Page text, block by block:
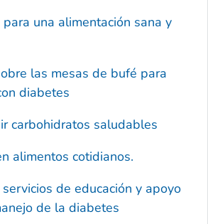
para una alimentación sana y
las mesas de bufé para
diabetes
carbohidratos saludables
alimentos cotidianos.
de educación y apoyo
de la diabetes